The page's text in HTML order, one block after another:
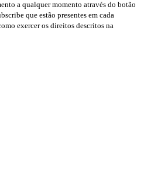
a qualquer momento através do botão
que estão presentes em cada
exercer os direitos descritos na